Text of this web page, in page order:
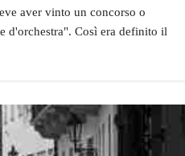
aver vinto un concorso o
d'orchestra". Così era definito il